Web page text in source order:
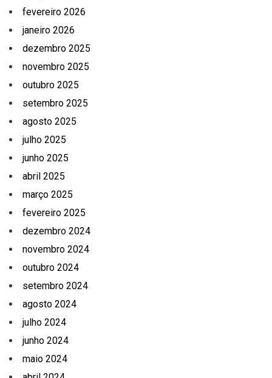
fevereiro 2026
janeiro 2026
dezembro 2025
novembro 2025
outubro 2025
setembro 2025
agosto 2025
julho 2025
junho 2025
abril 2025
março 2025
fevereiro 2025
dezembro 2024
novembro 2024
outubro 2024
setembro 2024
agosto 2024
julho 2024
junho 2024
maio 2024